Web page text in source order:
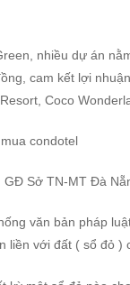
nhiều dự án
cam kết lợi
Coco
condotel
Sở TN-MT Đà
văn bản pháp
liền với đất ( sổ đỏ )